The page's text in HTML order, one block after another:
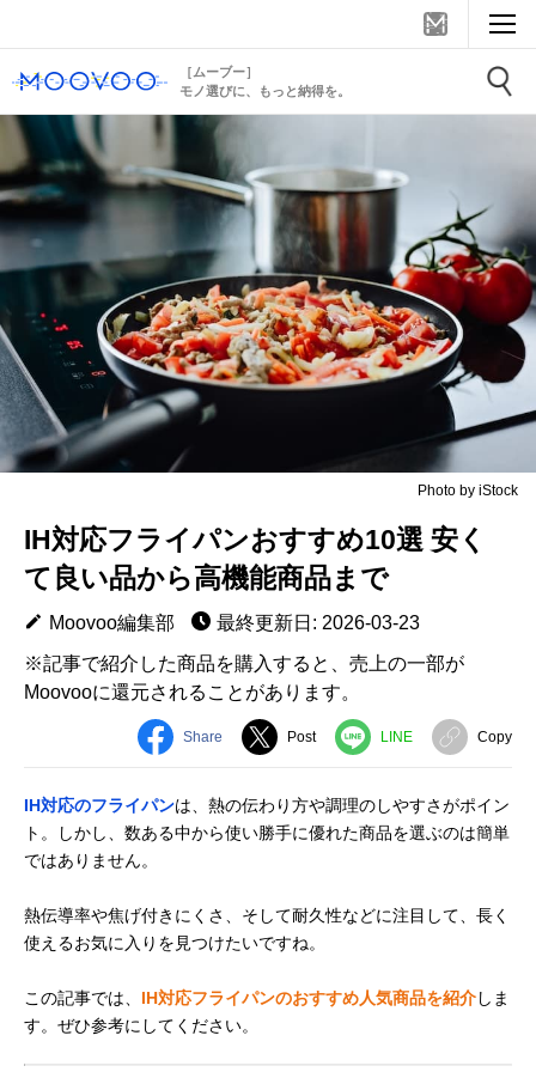
［ムーブー］
モノ選びに、もっと納得を。
Photo by iStock
IH対応フライパンおすすめ10選 安く
て良い品から高機能商品まで
Moovoo編集部
最終更新日: 2026-03-23
※記事で紹介した商品を購入すると、売上の一部が
Moovooに還元されることがあります。
Share Post LINE Copy
IH対応のフライパンは、熱の伝わり方や調理のしやすさがポイン
ト。しかし、数ある中から使い勝手に優れた商品を選ぶのは簡単
ではありません。
熱伝導率や焦げ付きにくさ、そして耐久性などに注目して、長く
使えるお気に入りを見つけたいですね。
この記事では、 IH対応フライパンのおすすめ人気商品を紹介しま
す。ぜひ参考にしてください。